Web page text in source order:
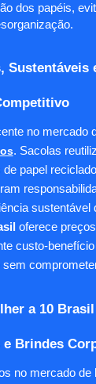
dos papéis,
Sustentáveis
no mercado
. Sacolas
papel
sustentável
oferece
custo-
a 10
e Brindes
no mercado de